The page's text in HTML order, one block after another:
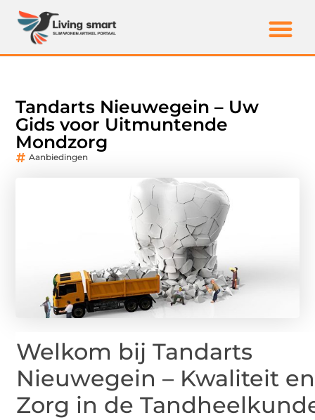
Tandarts Nieuwegein – Uw
Gids voor Uitmuntende
Mondzorg
Aanbiedingen
Welkom bij Tandarts
Nieuwegein – Kwaliteit en
Zorg in de